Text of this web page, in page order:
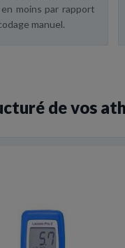
moins par rapport
manuel.
de vos